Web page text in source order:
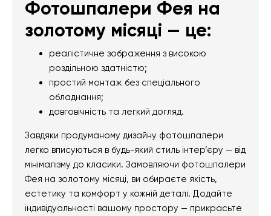
Фотошпалери Фея на
золотому місяці — це:
реалістичне зображення з високою
роздільною здатністю;
простий монтаж без спеціального
обладнання;
довговічність та легкий догляд.
Завдяки продуманому дизайну фотошпалери
легко вписуються в будь-який стиль інтер’єру — від
мінімалізму до класики. Замовляючи фотошпалери
Фея на золотому місяці, ви обираєте якість,
естетику та комфорт у кожній деталі. Додайте
індивідуальності вашому простору — прикрасьте